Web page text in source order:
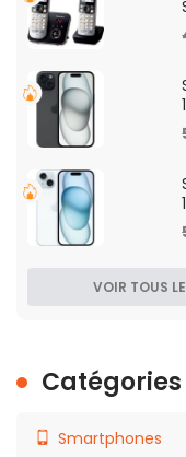
VOIR TOUS
Catégories
Smartphones